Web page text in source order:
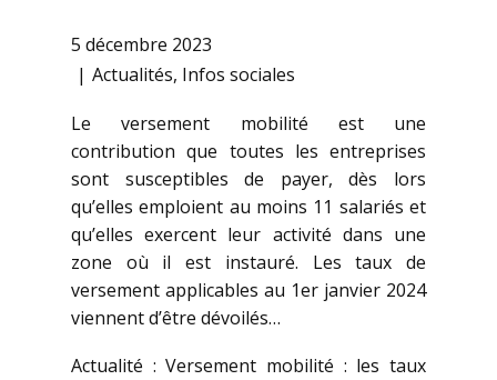
5 décembre 2023
Actualités, Infos sociales
Le versement mobilité est une
contribution que toutes les entreprises
sont susceptibles de payer, dès lors
qu’elles emploient au moins 11 salariés et
qu’elles exercent leur activité dans une
zone où il est instauré. Les taux de
versement applicables au 1er janvier 2024
viennent d’être dévoilés…
Actualité : Versement mobilité : les taux